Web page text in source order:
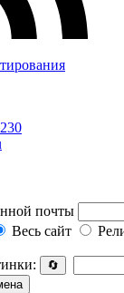
почты
Весь сайт
🔄